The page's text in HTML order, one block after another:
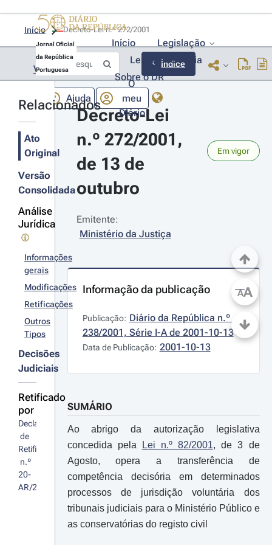
Jornal Oficial
da República
Portuguesa
Início
Legislação
Lexionário
Lia
Sobre o DR
Ajuda
O
meu
Diário
Início
Voltar Índice
Relacionados
Ato
Original
Versão
Consolidada
Análise
Jurídica
Informações
gerais
Modificações
Retificações
Outros
Tipos
Decisões
Judiciais
Retificado
por
Declaração
de
Retificação
n.º
20-
AR/2001
Decreto-Lei
n.º 272/2001,
de 13 de
outubro
Em vigor
Emitente:
Ministério da Justiça
Informação da publicação
Publicação: Diário da República n.º
238/2001, Série I-A de 2001-10-13
Data de Publicação: 2001-10-13
SUMÁRIO
Ao abrigo da autorização legislativa
concedida pela
Lei n.º 82/2001, de 3 de
Agosto, opera a transferência de
competência decisória em determinados
processos de jurisdição voluntária dos
tribunais judiciais para o Ministério Público e
as conservatórias do registo civil
AA